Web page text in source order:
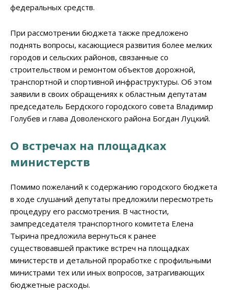
федеральных средств.
При рассмотрении бюджета также предложено
поднять вопросы, касающиеся развития более мелких
городов и сельских районов, связанные со
строительством и ремонтом объектов дорожной,
транспортной и спортивной инфраструктуры. Об этом
заявили в своих обращениях к областным депутатам
председатель Бердского городского совета Владимир
Голубев и глава Доволенского района Богдан Луцкий.
О встречах на площадках
министерств
Помимо пожеланий к содержанию городского бюджета
в ходе слушаний депутаты предложили пересмотреть
процедуру его рассмотрения. В частности,
зампредседателя транспортного комитета Елена
Тырина предложила вернуться к ранее
существовавшей практике встреч на площадках
министерств и детальной проработке с профильными
министрами тех или иных вопросов, затрагивающих
бюджетные расходы.